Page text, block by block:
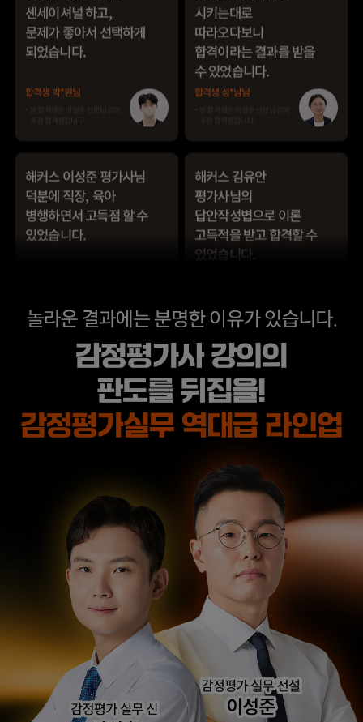
해커스 이성준 평가사님
병행하면서 고득점 할 수
있었습니다.
본 합격생은 이성준 선생님 강의
해커스 김유안
평가사님의
답안작성볍으로 이론
고득적을 받고 합격할 수
본 합격생은 김유안 선생님 강의
해커스 최동진
있었습니다.
합격생 이*영님
본 합격생은 최동진 선생님 강의
수강 합격생입니다.
해커스 최동진 평가사님
덕분에 시험장에서
합격생 김*영님
본 합격생은 최동진 선생님 강의
수강 합격생입니다.
수험생활 중에 슬럼프가
있었습니다.
합격생 권*준님
본 합격생은 이성준 선생님 강의
수강 합격생입니다.
해커스에서 강의를 들을
유기적으로 연결되는
느낌을 받았는데 그
부분이 가장 좋았습니다.
합격생 서*환님
본 합격생은 이성준 선생님 강의
수강 합격생입니다.
해커스 최동진
평가사님의
답안작성법으로 이론
고득점을 받아 합격할 수
있었습니다.
합격생 유*국님
해커스 회계학 정윤돈
선생님과 경제학 서호성
선생님의 효율적인 강의
덕분에 동차합격이
가능했다고 생각합니다.